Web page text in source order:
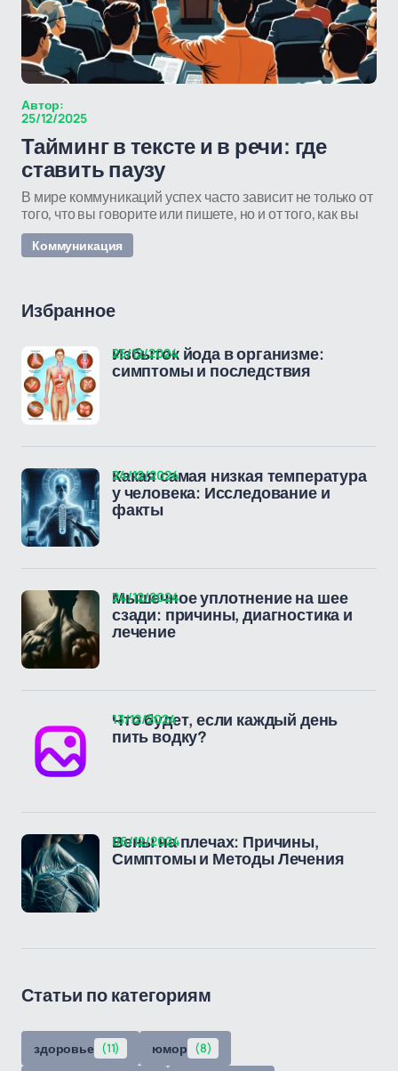
Автор:
25/12/2025
Тайминг в тексте и в речи: где
ставить паузу
В мире коммуникаций успех часто зависит не только от
того, что вы говорите или пишете, но и от того, как вы
Коммуникация
Избранное
Избыток йода в организме:
симптомы и последствия
25/12/2024
Какая самая низкая температура
у человека: Исследование и
факты
24/12/2024
Мышечное уплотнение на шее
сзади: причины, диагностика и
лечение
24/12/2024
Что будет, если каждый день
пить водку?
13/12/2024
Вены на плечах: Причины,
Симптомы и Методы Лечения
06/12/2024
Статьи по категориям
здоровье (11) юмор (8)